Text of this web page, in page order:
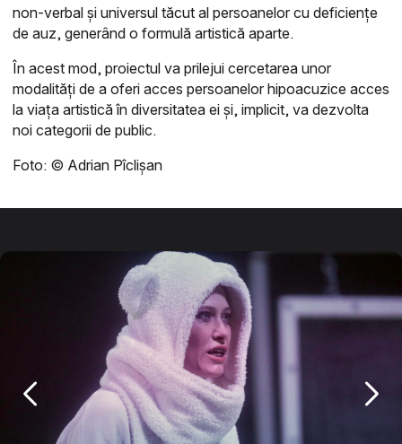
non-verbal şi universul tăcut al persoanelor cu deficiențe
de auz, generând o formulă artistică aparte.
În acest mod, proiectul va prilejui cercetarea unor
modalități de a oferi acces persoanelor hipoacuzice acces
la viaţa artistică în diversitatea ei şi, implicit, va dezvolta
noi categorii de public.
Foto: © Adrian Pîclișan